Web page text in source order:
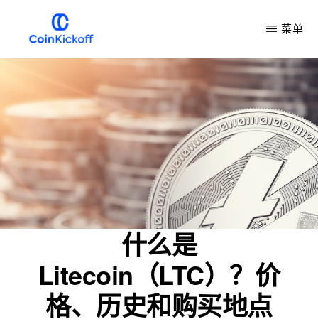
主
内
容
COIN
菜单
什么是
Litecoin（LTC）？价
格、历史和购买地点